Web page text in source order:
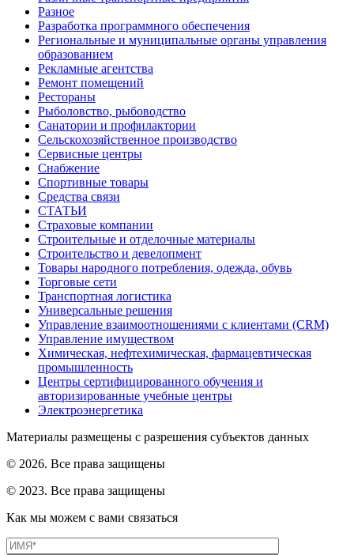
Разное
Разработка программного обеспечения
Региональные и муниципальные органы управления
образованием
Рекламные агентства
Ремонт помещений
Рестораны
Рыболовство, рыбоводство
Санатории и профилактории
Сельскохозяйственное производство
Сервисные центры
Снабжение
Спортивные товары
Средства связи
СТАТЬИ
Страховые компании
Строительные и отделочные материалы
Строительство и девелопмент
Товары народного потребления, одежда, обувь
Торговые сети
Транспортная логистика
Универсальные решения
Управление взаимоотношениями с клиентами (CRM)
Управление имуществом
Химическая, нефтехимическая, фармацевтическая
промышленность
Центры сертифицированного обучения и
авторизированные учебные центры
Электроэнергетика
Материалы размещены с разрешения субъектов данных
© 2026. Все права защищены
© 2023. Все права защищены
Как мы можем с вами связаться